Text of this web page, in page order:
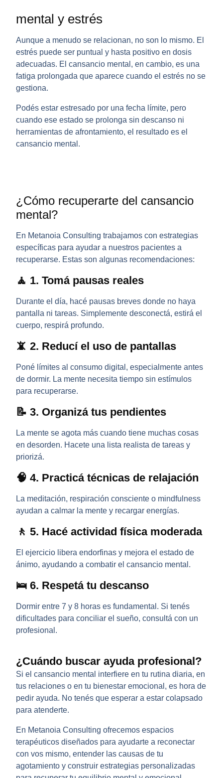
mental y estrés
Aunque a menudo se relacionan, no son lo mismo. El
estrés puede ser puntual y hasta positivo en dosis
adecuadas. Elcansancio mental , en cambio, es una
fatiga prolongada que aparece cuando el estrés no se
gestiona.
Podés estar estresado por una fecha límite, pero
cuando ese estado se prolonga sin descanso ni
herramientas de afrontamiento, el resultado es el
cansancio mental .
¿Cómo recuperarte del cansancio
mental?
En Metanoia Consulting trabajamos con estrategias
específicas para ayudar a nuestros pacientes a
recuperarse. Estas son algunas recomendaciones:
🧘 1. Tomá pausas reales
Durante el día, hacé pausas breves donde no haya
pantalla ni tareas. Simplemente desconectá, estirá el
cuerpo, respirá profundo.
📵 2. Reducí el uso de pantallas
Poné límites al consumo digital, especialmente antes
de dormir. La mente necesita tiempo sin estímulos
para recuperarse.
📝 3. Organizá tus pendientes
La mente se agota más cuando tiene muchas cosas
en desorden. Hacete una lista realista de tareas y
priorizá.
🧠 4. Practicá técnicas de relajación
La meditación, respiración consciente o mindfulness
ayudan a calmar la mente y recargar energías.
🚶 5. Hacé actividad física moderada
El ejercicio libera endorfinas y mejora el estado de
ánimo, ayudando a combatir elcansancio mental .
🛌 6. Respetá tu descanso
Dormir entre 7 y 8 horas es fundamental. Si tenés
dificultades para conciliar el sueño, consultá con un
profesional.
¿Cuándo buscar ayuda profesional?
Si el cansancio mental interfiere en tu rutina diaria, en
tus relaciones o en tu bienestar emocional, es hora de
pedir ayuda. No tenés que esperar a estar colapsado
para atenderte.
En Metanoia Consulting ofrecemos espacios
terapéuticos diseñados para ayudarte a reconectar
con vos mismo, entender las causas de tu
agotamiento y construir estrategias personalizadas